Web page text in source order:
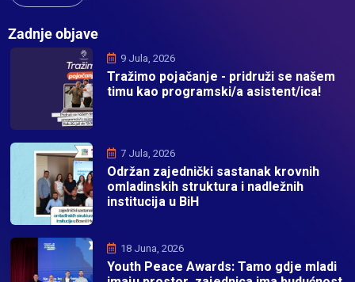
Zadnje objave
9 Jula, 2026
Tražimo pojačanje - pridruži se našem
timu kao programski/a asistent/ica!
7 Jula, 2026
Održan zajednički sastanak krovnih
omladinskih struktura i nadležnih
institucija u BiH
18 Juna, 2026
Youth Peace Awards: Tamo gdje mladi